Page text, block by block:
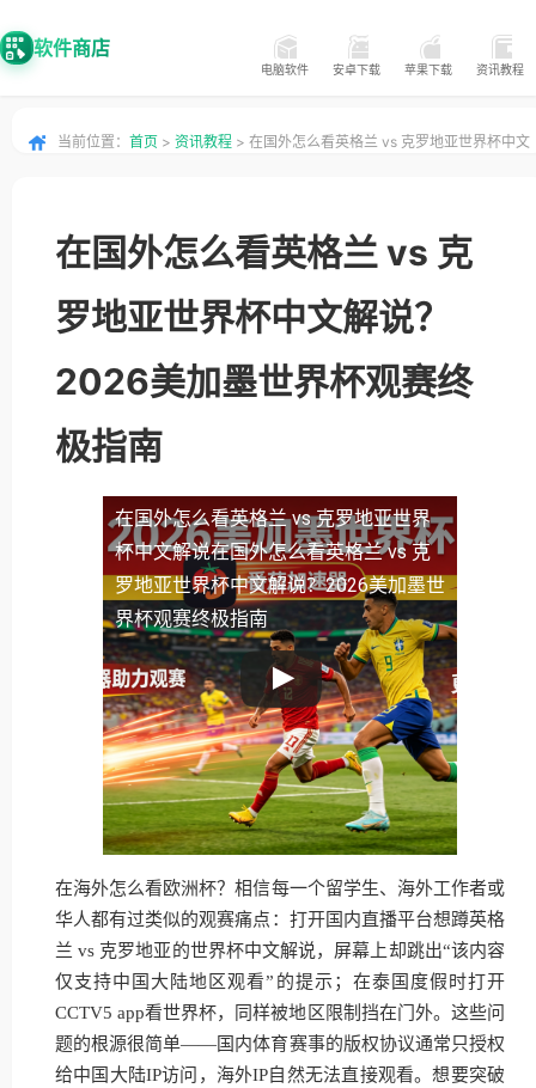
软件商店
电脑软件 安卓下载 苹果下载 资讯教程
当前位置： 首页 > 资讯教程 > 在国外怎么看英格兰 vs 克罗地亚世界杯中文
在国外怎么看英格兰 vs 克
罗地亚世界杯中文解说？
2026美加墨世界杯观赛终
极指南
在国外怎么看英格兰 vs 克罗地亚世界
杯中文解说在国外怎么看英格兰 vs 克
罗地亚世界杯中文解说？2026美加墨世
界杯观赛终极指南
在海外怎么看欧洲杯？相信每一个留学生、海外工作者或
华人都有过类似的观赛痛点：打开国内直播平台想蹲英格
兰 vs 克罗地亚的世界杯中文解说，屏幕上却跳出“该内容
仅支持中国大陆地区观看”的提示；在泰国度假时打开
CCTV5 app看世界杯，同样被地区限制挡在门外。这些问
题的根源很简单——国内体育赛事的版权协议通常只授权
给中国大陆IP访问，海外IP自然无法直接观看。想要突破